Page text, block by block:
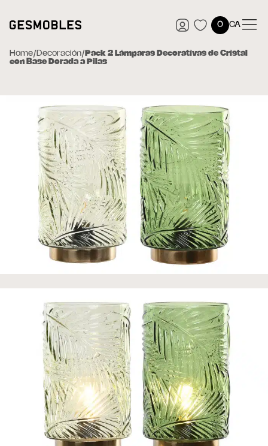
0 CA
Home/ Decoración/ Pack 2 Lámparas Decorativas de Cristal
con Base Dorada a Pilas